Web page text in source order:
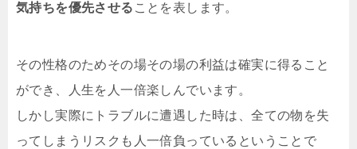
気持ちを優先させる ことを表します。
その性格のためその場その場の利益は確実に得ること
ができ、人生を人一倍楽しんでいます。
しかし実際にトラブルに遭遇した時は、全ての物を失
ってしまうリスクも人一倍負っているということで